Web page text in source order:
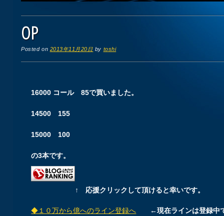
OP
Posted on 2013年11月20日 by toshi
16000 コール 85で買いました。
14500 155
15000 100
の3本です。
↑ 応援クリックして頂けると幸いです。
◆１０万から億へのライン登録へ ←現在ラインは登録中